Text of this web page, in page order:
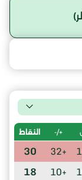
+/- النقاط
+32
30
+10
18